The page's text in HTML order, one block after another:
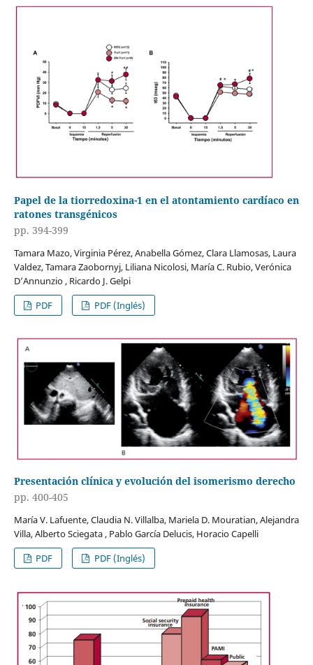
Papel de la tiorredoxina-1 en el atontamiento cardíaco en
ratones transgénicos
pp. 394-399
Tamara Mazo, Virginia Pérez, Anabella Gómez, Clara Llamosas, Laura
Valdez, Tamara Zaobornyj, Liliana Nicolosi, María C. Rubio, Verónica
D’Annunzio , Ricardo J. Gelpi
PDF
PDF (Inglés)
Presentación clínica y evolución del isomerismo derecho
pp. 400-405
María V. Lafuente, Claudia N. Villalba, Mariela D. Mouratian, Alejandra
Villa, Alberto Sciegata , Pablo García Delucis, Horacio Capelli
PDF
PDF (Inglés)